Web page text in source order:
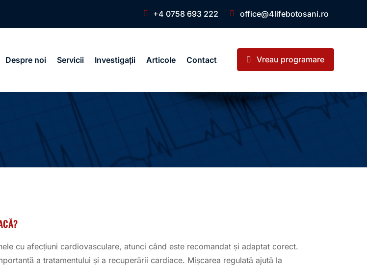
+4 0758 693 222 office@4lifebotosani.ro
Despre noi Servicii Investigații Articole Contact Vreau programare
cu afecțiuni cardiovasculare, atunci când este recomandat și adaptat corect.
a tratamentului și a recuperării cardiace. Mișcarea regulată ajută la